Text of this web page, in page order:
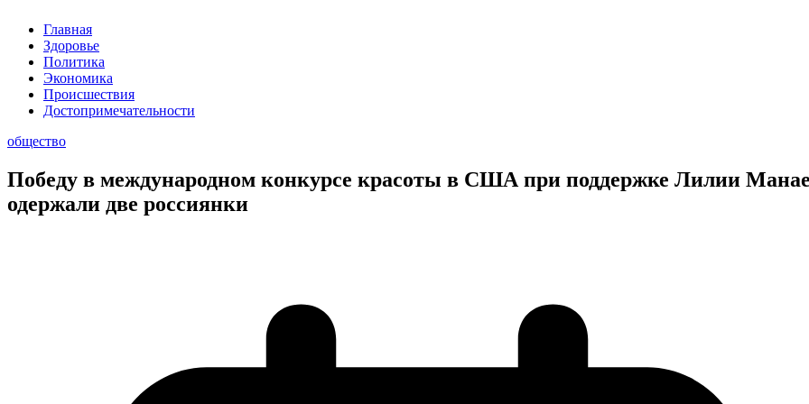
Главная
Здоровье
Политика
Экономика
Происшествия
Достопримечательности
общество
Победу в международном конкурсе красоты в США при поддержке Лилии
одержали две россиянки